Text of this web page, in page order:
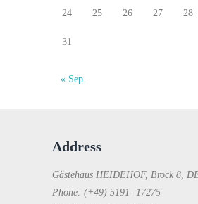
24 25 26 27 28
31
« Sep.
Address
Gästehaus HEIDEHOF, Brock 8,
Phone: (+49) 5191- 17275